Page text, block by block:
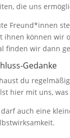
die uns
Freund*innen
ihnen können wir
finden wir dann
Gedanke
du
hier mit uns,
darf auch eine